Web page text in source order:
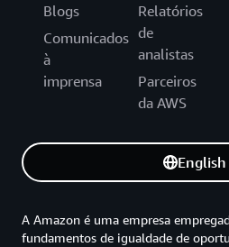
Blogs
Comunicados
à
imprensa
Relatórios
de
analistas
Parceiros
da AWS
English
A Amazon é uma empresa
fundamentos de igualdade de